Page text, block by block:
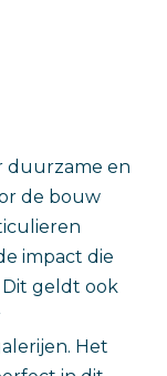
duurzame en
de bouw
impact die
geldt ook
Het